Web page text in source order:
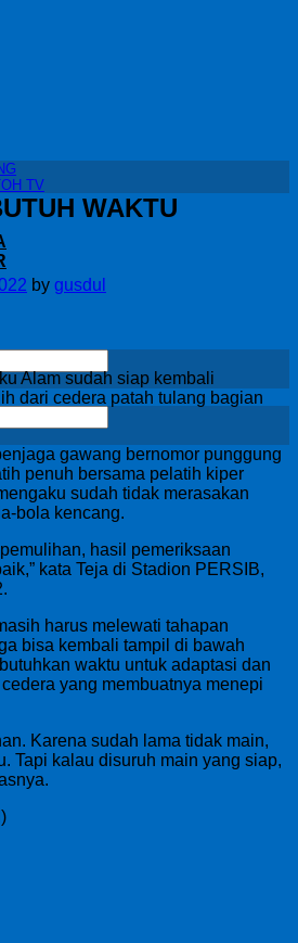
TV
WAKTU
by gusdul
Alam sudah siap kembali
dari cedera patah tulang bagian
gawang bernomor punggung
penuh bersama pelatih kiper
sudah tidak merasakan
bola kencang.
hasil pemeriksaan
kata Teja di Stadion PERSIB,
harus melewati tahapan
bisa kembali tampil di bawah
waktu untuk adaptasi dan
yang membuatnya menepi
Karena sudah lama tidak main,
Tapi kalau disuruh main yang siap,